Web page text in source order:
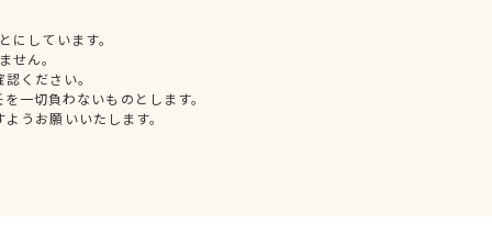
しています。
せん。
ください。
一切負わないものとします。
うお願いいたします。